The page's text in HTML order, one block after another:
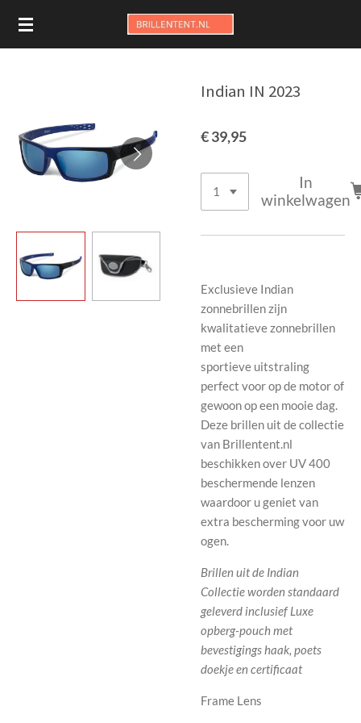
Ga
direct
Indian IN 2023
€ 39,95
In
winkelwagen
Exclusieve Indian
zonnebrillen zijn
kwalitatieve zonnebrillen
met een
sportieve uitstraling
perfect voor op de motor of
gewoon op een mooie dag.
Deze brillen uit de collectie
van Brillentent.nl
beschikken over UV 400
beschermende lenzen
waardoor u geniet van
extra bescherming voor uw
ogen.
Brillen uit de Indian
Collectie worden standaard
geleverd inclusief Luxe
opberg-pouch met
bevestigings haak, poets
doekje en certificaat
Frame Lens